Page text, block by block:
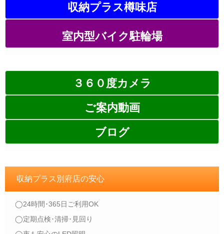
収納プラス樽味店
室内型バイク駐輪場
３６０度カメラ
ご案内動画
ブログ
収納プラス別府店の安心
◯24時間･365日ご利用OK
◯定期点検･清掃･見回り